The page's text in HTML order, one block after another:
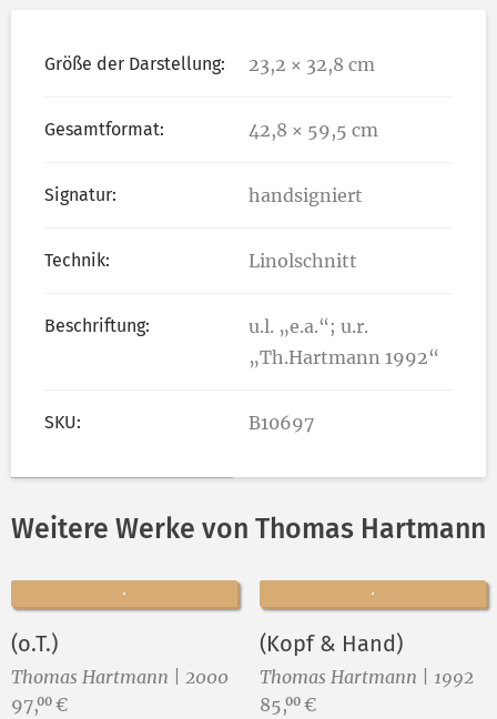
Größe der Darstellung: 23,2 × 32,8 cm
Gesamtformat: 42,8 × 59,5 cm
Signatur: handsigniert
Technik: Linolschnitt
Beschriftung:
u.l. „e.a.“; u.r.
„Th.Hartmann 1992“
SKU: B10697
Weitere Werke von Thomas Hartmann
(o.T.)
Thomas Hartmann | 2000
Preis:
97,00 €
(Kopf & Hand)
Thomas Hartmann | 1992
Preis:
85,00 €